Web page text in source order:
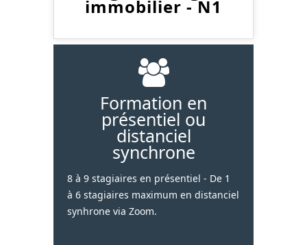
immobilier - N1
Formation en
présentiel ou
distanciel
synchrone
8 à 9 stagiaires en présentiel - De 1
à 6 stagiaires maximum en distanciel
synhrone via Zoom.